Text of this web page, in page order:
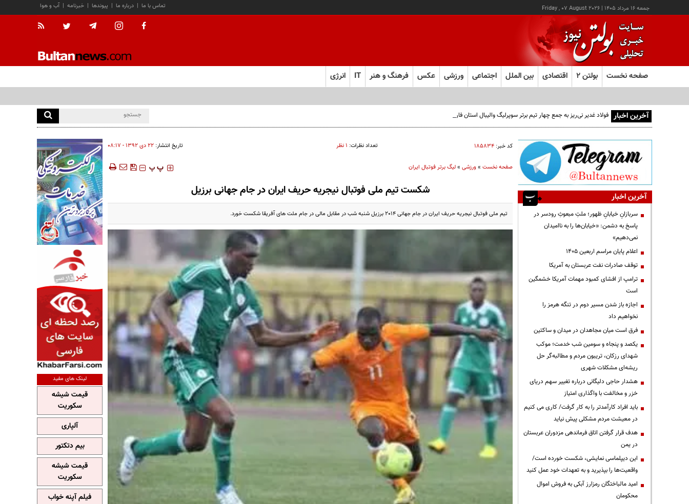
جمعه ۱۶ مرداد ۱۴۰۵ |
Friday , 07 August 2026 آب و هوا | خبرنامه | پیوندها | درباره ما | تماس با ما
صفحه نخست بولتن ۲ اقتصادی بین الملل اجتماعی ورزشی عکس فرهنگ و هنر IT انرژی
آخرین اخبار فولاد غدیر نی‌ریز به جمع چهار تیم برتر سوپرلیگ والیبال استان فارس صعود کرد
کد خبر: ۱۸۵۸۳۴ تعداد نظرات: ۱ نظر تاریخ انتشار: ۲۲ دی ۱۳۹۲ - ۰۸:۱۷
صفحه نخست»ورزشی»لیگ برتر فوتبال ایران ‍‍‍ پ پ
شکست تیم ملی فوتبال نیجریه حریف ایران در جام جهانی برزیل
تیم ملی فوتبال نیجریه حریف ایران در جام جهانی 2014 برزیل شنبه شب در مقابل مالی در جام ملت های آفریقا شکست خورد.
آخرین اخبار
سربازانِ خیابانِ ظهور؛ ملتِ مبعوثِ رودسر در
پاسخ به دشمن: «خیابان‌ها را به ناامیدان
نمی‌دهیم»
اعلام پایان مراسم اربعین ۱۴۰۵
توقف صادرات نفت عربستان به آمریکا
ترامپ از افشای کمبود مهمات آمریکا خشمگین
است
اجازه باز شدن مسیر دوم در تنگه هرمز را
نخواهیم داد
فرق است میان مجاهدان در میدان و ساکتین
یکصد و پنجاه و سومین شب خدمت؛ موکب
شهدای رزکان، تریبون مردم و مطالبه‌گر حل
ریشه‌ای مشکلات شهری
هشدار حاجی دلیگانی درباره تغییر سهم دریای
خزر و مخالفت با واگذاری امتیاز
باید افراد کارآمدتر را به کار گرفت/ کاری می کنیم
در معیشت مردم مشکلی پیش نیاید
هدف قرار گرفتن اتاق‌ فرماندهی مزدوران عربستان
در یمن
این دیپلماسی نمایشی، شکست خورده است/
واقعیت‌ها را بپذیرید و به تعهدات خود عمل کنید
امید مالباختگان رمزارز آبکی به فروش اموال
محکومان
لینک های مفید
قیمت شیشه
سکوریت
آلپاری
بیم دتکتور
قیمت شیشه
سکوریت
فیلم آپنه خواب